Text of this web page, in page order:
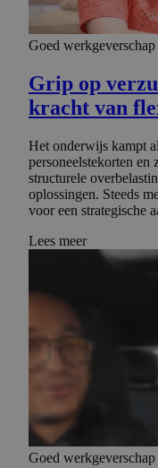
Goed werkgeverschap
Grip op
kracht van
Het onderwijs kampt
personeelstekorten en
structurele
oplossingen. Steeds
voor een strategische
Lees meer
Goed werkgeverschap